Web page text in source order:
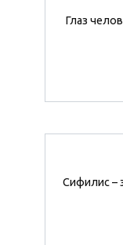
Глаз
Сифилис –